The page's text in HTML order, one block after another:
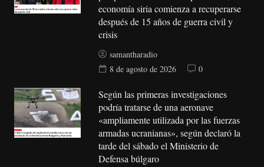
economía siria comienza a recuperarse
después de 15 años de guerra civil y
crisis
samantharadio
8 de agosto de 2026
0
Según las primeras investigaciones
podría tratarse de una aeronave
«ampliamente utilizada por las fuerzas
armadas ucranianas», según declaró la
tarde del sábado el Ministerio de
Defensa búlgaro